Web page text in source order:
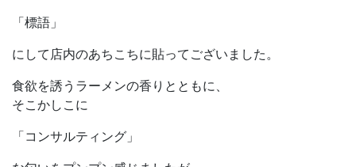
「標語」
にして店内のあちこちに貼ってございました。
食欲を誘うラーメンの香りとともに、
そこかしこに
「コンサルティング」